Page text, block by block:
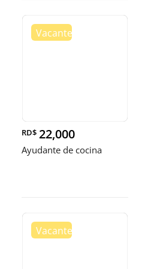
RD$ 22,000
Ayudante de cocina